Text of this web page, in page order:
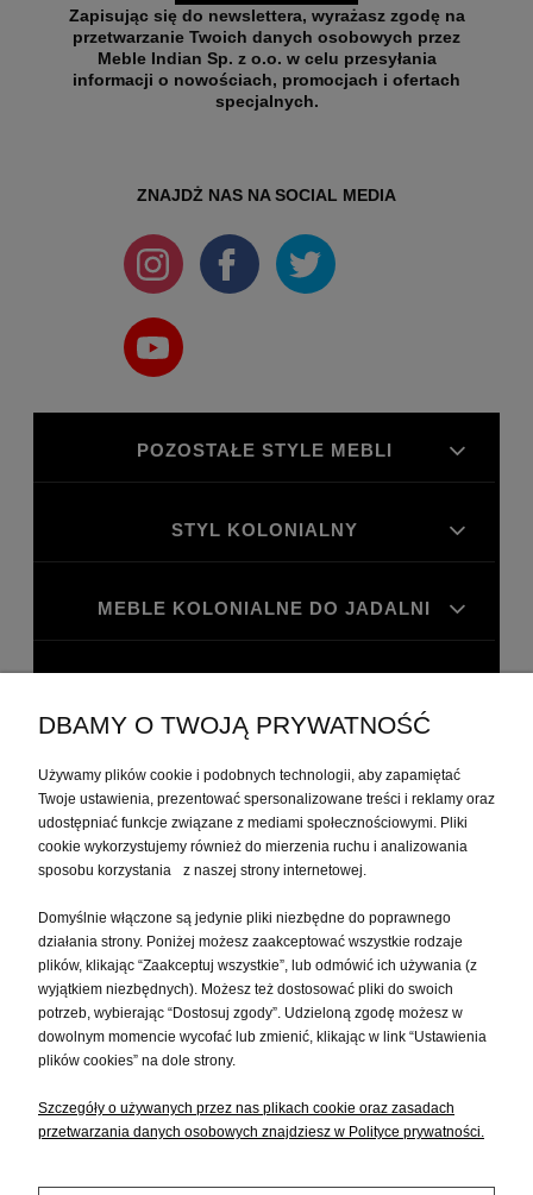
Zapisując się do newslettera, wyrażasz zgodę na
przetwarzanie Twoich danych osobowych przez
Meble Indian Sp. z o.o. w celu przesyłania
informacji o nowościach, promocjach i ofertach
specjalnych.
ZNAJDŻ NAS NA SOCIAL MEDIA
POZOSTAŁE STYLE MEBLI
STYL KOLONIALNY
MEBLE KOLONIALNE DO JADALNI
MOJE KONTO
PŁATNOŚCI I DOSTAWA
INFORMACJE
O NAS
DBAMY O TWOJĄ PRYWATNOŚĆ
Używamy plików cookie i podobnych technologii, aby zapamiętać
Twoje ustawienia, prezentować spersonalizowane treści i reklamy oraz
udostępniać funkcje związane z mediami społecznościowymi. Pliki
cookie wykorzystujemy również do mierzenia ruchu i analizowania
sposobu korzystania z naszej strony internetowej.
Domyślnie włączone są jedynie pliki niezbędne do poprawnego
działania strony. Poniżej możesz zaakceptować wszystkie rodzaje
plików, klikając “Zaakceptuj wszystkie”, lub odmówić ich używania (z
wyjątkiem niezbędnych). Możesz też dostosować pliki do swoich
potrzeb, wybierając “Dostosuj zgody”. Udzieloną zgodę możesz w
dowolnym momencie wycofać lub zmienić, klikając w link “Ustawienia
plików cookies” na dole strony.
Szczegóły o używanych przez nas plikach cookie oraz zasadach
przetwarzania danych osobowych znajdziesz w Polityce prywatności.